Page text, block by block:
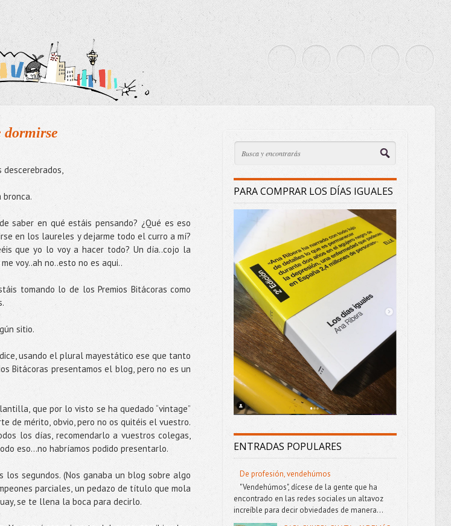
descerebrados,
bronca.
saber en qué estáis pensando? ¿Qué es eso
en los laureles y dejarme todo el curro a mí?
que yo lo voy a hacer todo? Un día..cojo la
voy..ah no..esto no es aqui..
tomando lo de los Premios Bitácoras como
sitio.
usando el plural mayestático ese que tanto
Bitácoras presentamos el blog, pero no es un
que por lo visto se ha quedado “vintage”
de mérito, obvio, pero no os quitéis el vuestro.
los días, recomendarlo a vuestros colegas,
eso...no habríamos podido presentarlo.
los segundos. (Nos ganaba un blog sobre algo
parciales, un pedazo de título que mola
se te llena la boca para decirlo.
PARA COMPRAR LOS DÍAS IGUALES
ENTRADAS POPULARES
De profesión, vendehúmos
"Vendehúmos", dícese de la gente que ha
encontrado en las redes sociales un altavoz
increíble para decir obviedades de manera...